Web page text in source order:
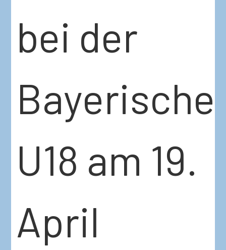
bei der
U18 am 19.
April